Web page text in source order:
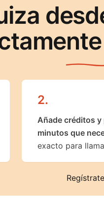
2.
Añade créditos y
minutos que
exacto para